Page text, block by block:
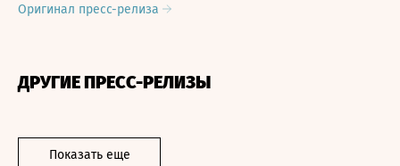
Оригинал пресс-релиза
ДРУГИЕ ПРЕСС-РЕЛИЗЫ
Показать еще